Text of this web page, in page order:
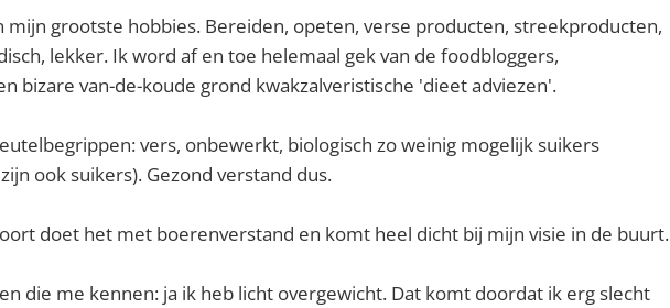
mijn grootste hobbies. Bereiden, opeten, verse producten, streekproducten,
lekker. Ik word af en toe helemaal gek van de foodbloggers,
bizare van-de-koude grond kwakzalveristische 'dieet adviezen'.
vers, onbewerkt, biologisch zo weinig mogelijk suikers
ook suikers). Gezond verstand dus.
doet het met boerenverstand en komt heel dicht bij mijn visie in de buurt.
die me kennen: ja ik heb licht overgewicht. Dat komt doordat ik erg slecht